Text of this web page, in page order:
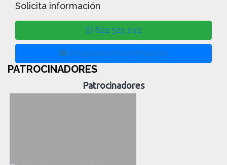
Solicita información
622 525 242
info@adventureoffroad.es
PATROCINADORES
Patrocinadores